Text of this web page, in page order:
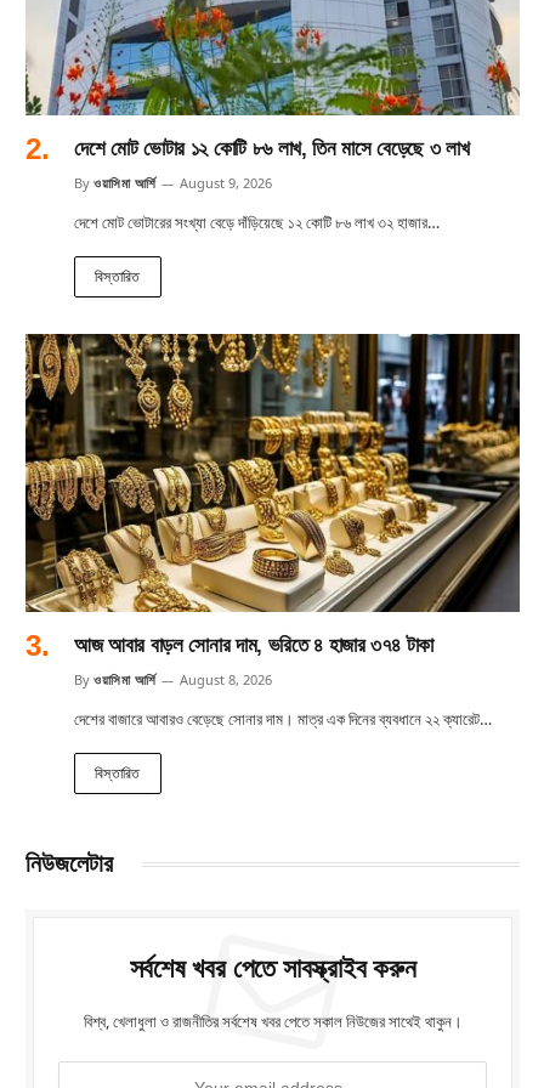
দেশে মোট ভোটার ১২ কোটি ৮৬ লাখ, তিন মাসে বেড়েছে ৩ লাখ
By ওয়াসিমা আর্শি August 9, 2026
দেশে মোট ভোটারের সংখ্যা বেড়ে দাঁড়িয়েছে ১২ কোটি ৮৬ লাখ ৩২ হাজার…
বিস্তারিত
আজ আবার বাড়ল সোনার দাম, ভরিতে ৪ হাজার ৩৭৪ টাকা
By ওয়াসিমা আর্শি August 8, 2026
দেশের বাজারে আবারও বেড়েছে সোনার দাম। মাত্র এক দিনের ব্যবধানে ২২ ক্যারেট…
বিস্তারিত
নিউজলেটার
সর্বশেষ খবর পেতে সাবস্ক্রাইব করুন
বিশ্ব, খেলাধুলা ও রাজনীতির সর্বশেষ খবর পেতে সকাল নিউজের সাথেই থাকুন।